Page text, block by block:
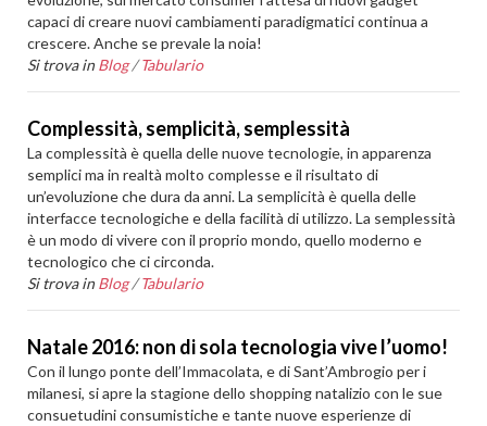
capaci di creare nuovi cambiamenti paradigmatici continua a
crescere. Anche se prevale la noia!
Si trova in Blog /Tabulario
Complessità, semplicità, semplessità
La complessità è quella delle nuove tecnologie, in apparenza
semplici ma in realtà molto complesse e il risultato di
un’evoluzione che dura da anni. La semplicità è quella delle
interfacce tecnologiche e della facilità di utilizzo. La semplessità
è un modo di vivere con il proprio mondo, quello moderno e
tecnologico che ci circonda.
Si trova in Blog /Tabulario
Natale 2016: non di sola tecnologia vive l’uomo!
Con il lungo ponte dell’Immacolata, e di Sant’Ambrogio per i
milanesi, si apre la stagione dello shopping natalizio con le sue
consuetudini consumistiche e tante nuove esperienze di